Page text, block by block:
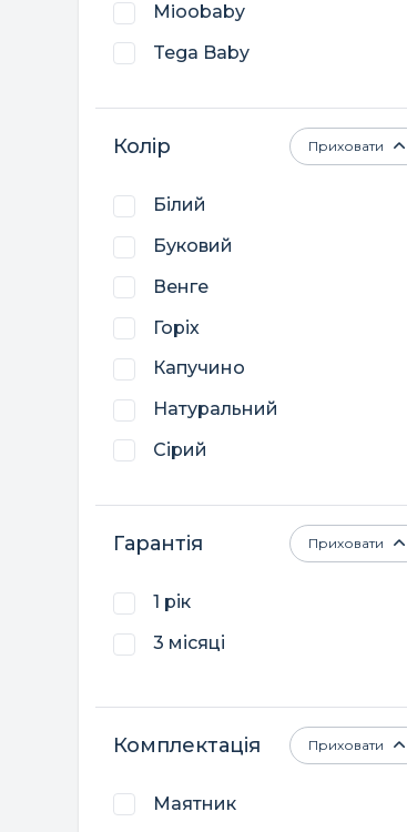
Mioobaby
Tega Baby
Гойдалка
Кузя
ТМ DeSon
Трія
Україна
Колір
Білий
Буковий
Венге
Горіх
Капучино
Натуральний
Сірий
Приховати
Гарантія
1 рік
3 місяці
Приховати
Комплектація
Маятник
Приховати